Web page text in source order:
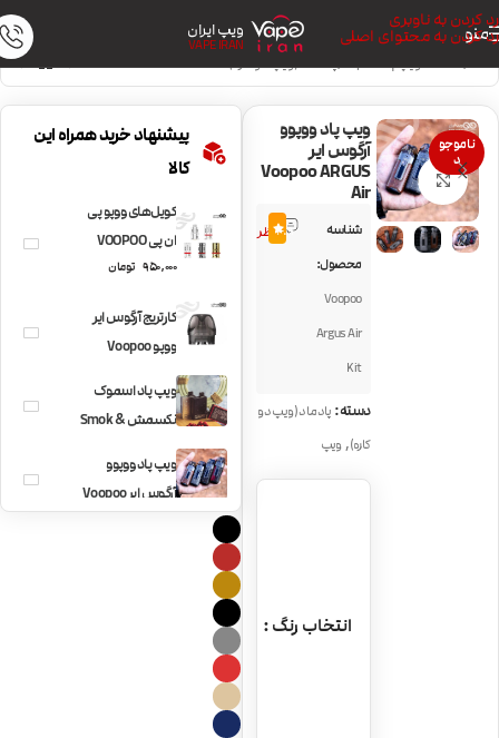
رد کردن به ناوبری
رد کردن به محتوای اصلی
منو ویپ ایران
VAPE IRAN
خانه/دستگاه ویپ | Vape Kit /پادماد (ویپ دو کاره)
ناموجو
د
بزرگنمایی تصویر
ویپ پاد ووپوو
آرگوس ایر
Voopoo ARGUS
Air
شناسه
محصول:
Voopoo
Argus Air
Kit
9
نظر4.9
دسته: پادماد (ویپ دو
کاره),ویپ
انتخاب رنگ
پیشنهاد خرید همراه این
کالا
کویل‌های ووپو پی
ان پی VOOPOO
PnP COILS
950,000 تومان
کارتریج آرگوس ایر
ووپو Voopoo
Argus Air
ویپ پاد اسموک
نکسمش Smok &
OFRF nexMesh
ویپ پاد ووپوو
آرگوس ایر Voopoo